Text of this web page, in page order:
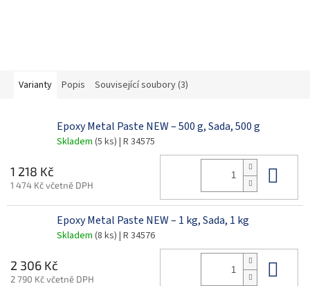
Varianty Popis Související soubory (3)
Epoxy Metal Paste NEW – 500 g, Sada, 500 g
Skladem (5 ks) | R 34575
1 218 Kč
1 474 Kč včetně DPH
Epoxy Metal Paste NEW – 1 kg, Sada, 1 kg
Skladem (8 ks) | R 34576
2 306 Kč
2 790 Kč včetně DPH